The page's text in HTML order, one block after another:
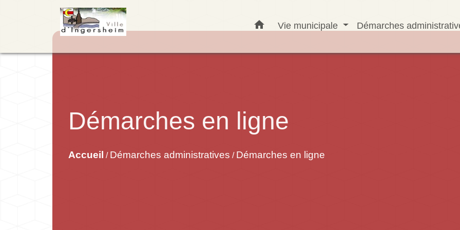
home Vie municipale Démarches
Démarches en ligne
Accueil / Démarches administratives / Démarches en ligne